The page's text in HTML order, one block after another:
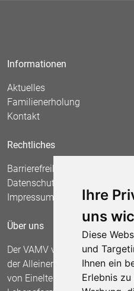
Ihre
uns
Diese
und
Ihnen ein
Erlebnis
Informationen
Aktuelles
Familienerholung
Kontakt
Rechtliches
Barrierefreiheit
Datenschutz
Impressum
Über uns
Der VAMV vertritt seit 1967
der Alleinerziehenden und
von Einelternfamilien als